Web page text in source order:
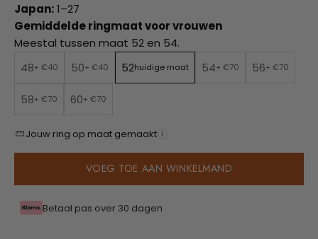
Japan:1–27
Gemiddelde ringmaat voor vrouwen
Meestal tussen maat 52 en 54.
48+ €40 50+ €40 52huidige maat 54+ €70 56+ €70
58+ €70 60+ €70
Jouw ring op maat gemaakt i
VOEG TOE AAN WINKELMAND
Betaal pas over 30 dagen